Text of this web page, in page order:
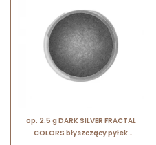
op. 2.5 g DARK SILVER FRACTAL
COLORS błyszczący pyłek